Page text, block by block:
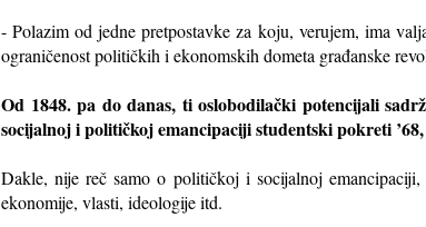
- Polazim od jedne pretpostavke za koju, verujem, ima
ograničenost političkih i ekonomskih dometa građanske
Od 1848. pa do danas, ti oslobodilački potencijali
socijalnoj i političkoj emancipaciji studentski pokreti
Dakle, nije reč samo o političkoj i socijalnoj
ekonomije, vlasti, ideologije itd.